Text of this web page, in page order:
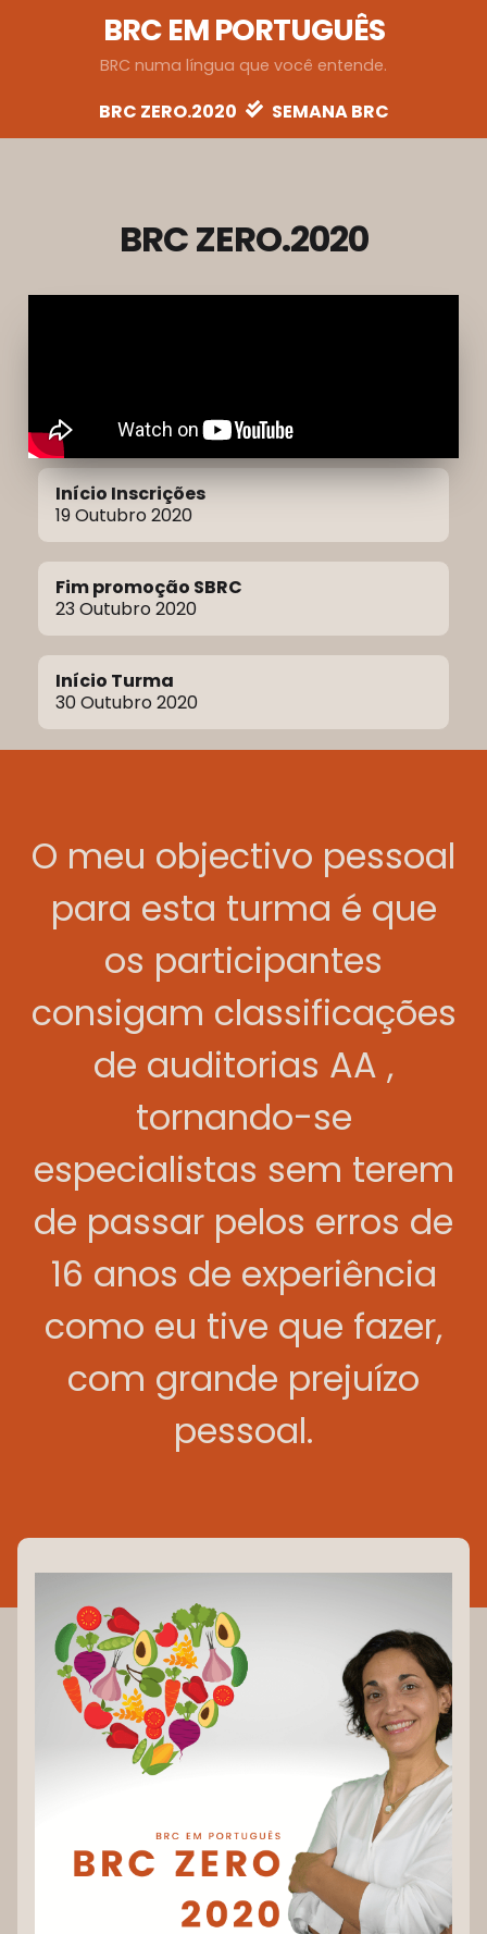
BRC EM PORTUGUÊS
BRC numa língua que você entende.
BRC ZERO.2020 SEMANA BRC
BRC ZERO.2020
Início Inscrições
19 Outubro 2020
Fim promoção SBRC
23 Outubro 2020
Início Turma
30 Outubro 2020
O meu objectivo pessoal
para esta turma é que
os participantes
consigam classificações
de auditorias AA ,
tornando-se
especialistas sem terem
de passar pelos erros de
16 anos de experiência
como eu tive que fazer,
com grande prejuízo
pessoal.